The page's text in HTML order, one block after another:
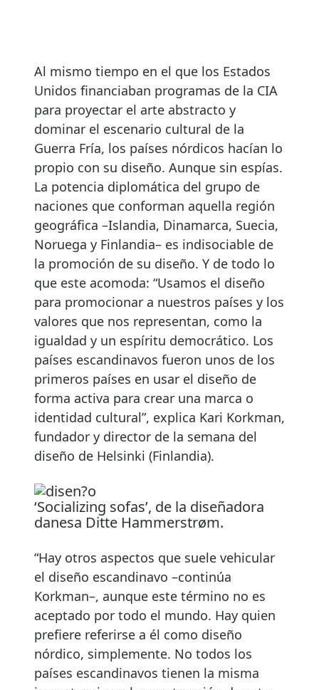
Al mismo tiempo en el que los Estados
Unidos financiaban programas de la CIA
para proyectar el arte abstracto y
dominar el escenario cultural de la
Guerra Fría, los países nórdicos hacían lo
propio con su diseño. Aunque sin espías.
La potencia diplomática del grupo de
naciones que conforman aquella región
geográfica –Islandia, Dinamarca, Suecia,
Noruega y Finlandia– es indisociable de
la promoción de su diseño. Y de todo lo
que este acomoda: “Usamos el diseño
para promocionar a nuestros países y los
valores que nos representan, como la
igualdad y un espíritu democrático. Los
países escandinavos fueron unos de los
primeros países en usar el diseño de
forma activa para crear una marca o
identidad cultural”, explica Kari Korkman,
fundador y director de la semana del
diseño de Helsinki (Finlandia).
‘Socializing sofas’, de la diseñadora
danesa Ditte Hammerstrøm.
“Hay otros aspectos que suele vehicular
el diseño escandinavo –continúa
Korkman–, aunque este término no es
aceptado por todo el mundo. Hay quien
prefiere referirse a él como diseño
nórdico, simplemente. No todos los
países escandinavos tienen la misma